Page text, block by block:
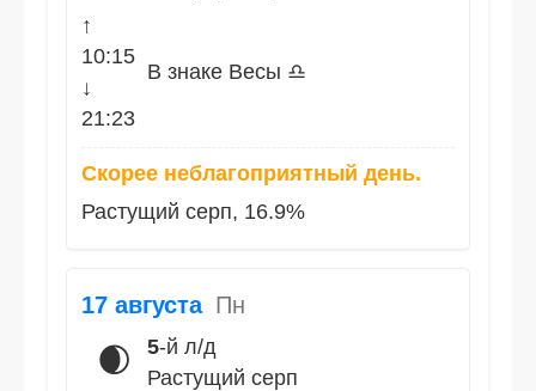
↑
10:15
↓
21:23
В знаке Весы ♎
Скорее неблагоприятный день.
Растущий серп, 16.9%
17 августа Пн
🌒 5-й л/д
Растущий серп